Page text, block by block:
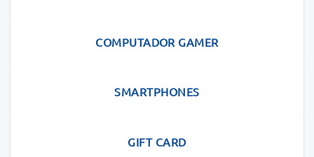
COMPUTADOR GAMER
SMARTPHONES
GIFT CARD